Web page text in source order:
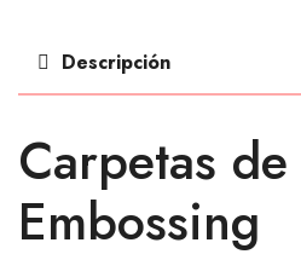
Descripción
Carpetas de
Embossing